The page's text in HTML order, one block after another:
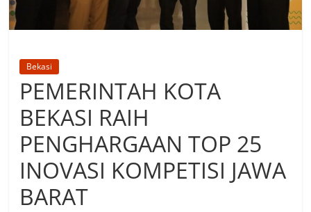
Bekasi
PEMERINTAH KOTA
BEKASI RAIH
PENGHARGAAN TOP 25
INOVASI KOMPETISI JAWA
BARAT